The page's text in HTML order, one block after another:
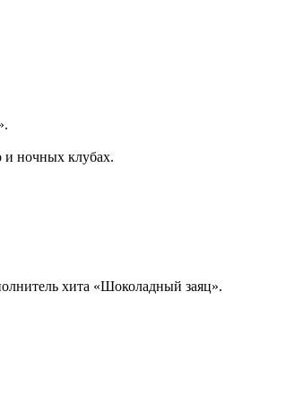
и ночных клубах.
хита «Шоколадный заяц».